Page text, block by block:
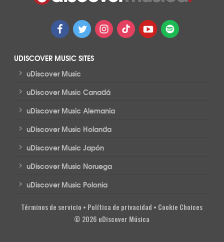
UDISCOVER MUSIC SITES
> uDiscover Music
> uDiscover Music Canadá
> uDiscover Music Alemania
> uDiscover Music Holanda
> uDiscover Music Japón
> uDiscover Music Noruega
> uDiscover Music Polonia
Términos de servicio • Política de privacidad • Cookie Choices
© 2026 uDiscover Música